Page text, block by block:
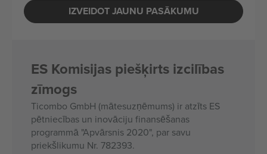
IZVEIDOT JAUNU PASĀKUMU
ES Komisijas piešķirts izcilības
zīmogs
Ticombo GmbH (mātesuzņēmums) ir atzīts ES
pētniecības un inovāciju finansēšanas
programmā "Apvārsnis 2020", par savu
priekšlikumu Nr. 782393.